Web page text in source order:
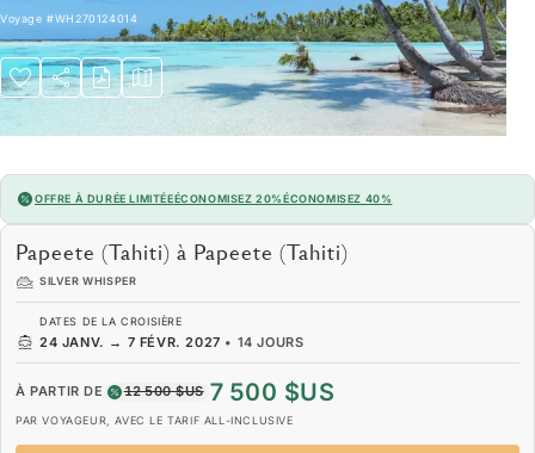
Voyage #WH270124014
OFFRE À DURÉE LIMITÉEÉCONOMISEZ 20%ÉCONOMISEZ 40%
Papeete (Tahiti) à Papeete (Tahiti)
SILVER WHISPER
DATES DE LA CROISIÈRE
24 JANV. → 7 FÉVR. 2027 • 14 JOURS
À PARTIR DE 12 500 $US 7 500 $US
PAR VOYAGEUR, AVEC LE TARIF ALL-INCLUSIVE